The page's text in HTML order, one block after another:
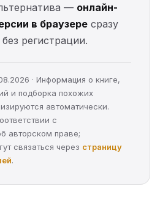
— онлайн-
в браузере сразу
регистрации.
· Информация о книге,
и подборка похожих
автоматически.
с
авторском праве;
связаться через страницу
.